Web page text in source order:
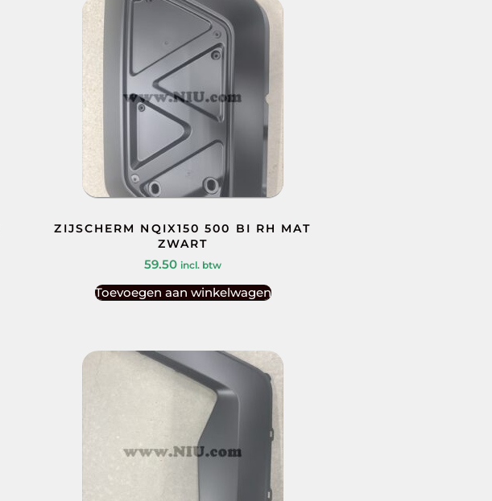
ZIJSCHERM NQIX150 500 BI RH MAT
ZWART
59.50 incl. btw
Toevoegen aan winkelwagen